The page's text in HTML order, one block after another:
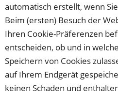
automatisch erstellt, wenn
Beim (ersten) Besuch der
Ihren Cookie-Präferenzen
entscheiden, ob und in
Speichern von Cookies
auf Ihrem Endgerät
keinen Schaden und